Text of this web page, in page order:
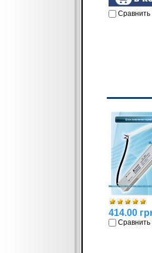
Сравнить
414.00
Сравнить